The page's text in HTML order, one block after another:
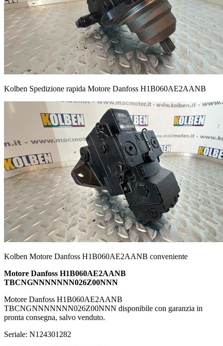
Kolben Spedizione rapida Motore Danfoss H1B060AE2AANB
Kolben Motore Danfoss H1B060AE2AANB conveniente
Motore Danfoss H1B060AE2AANB
TBCNGNNNNNNN026Z00NNN
Motore Danfoss H1B060AE2AANB
TBCNGNNNNNNN026Z00NNN disponibile con garanzia in
pronta consegna, salvo venduto.
Seriale: N124301282